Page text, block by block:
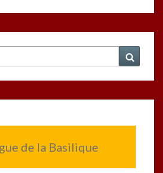
de la Basilique